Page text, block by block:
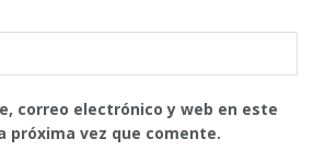
correo electrónico y web en este
próxima vez que comente.